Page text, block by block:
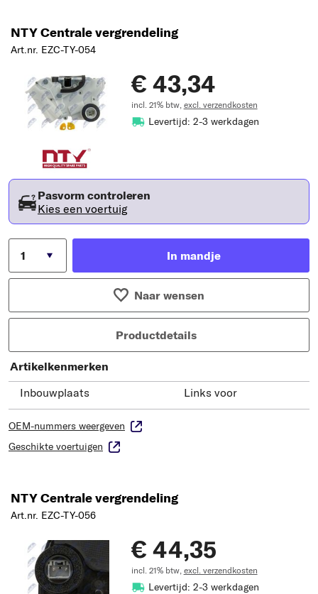
NTY Centrale vergrendeling
Art.nr. EZC-TY-054
€ 43,34
incl. 21% btw, excl. verzendkosten
Levertijd: 2-3 werkdagen
Pasvorm controleren
Kies een voertuig
In mandje
Naar wensen
Productdetails
Artikelkenmerken
Inbouwplaats
Links voor
OEM-nummers weergeven
Geschikte voertuigen
NTY Centrale vergrendeling
Art.nr. EZC-TY-056
€ 44,35
incl. 21% btw, excl. verzendkosten
Levertijd: 2-3 werkdagen